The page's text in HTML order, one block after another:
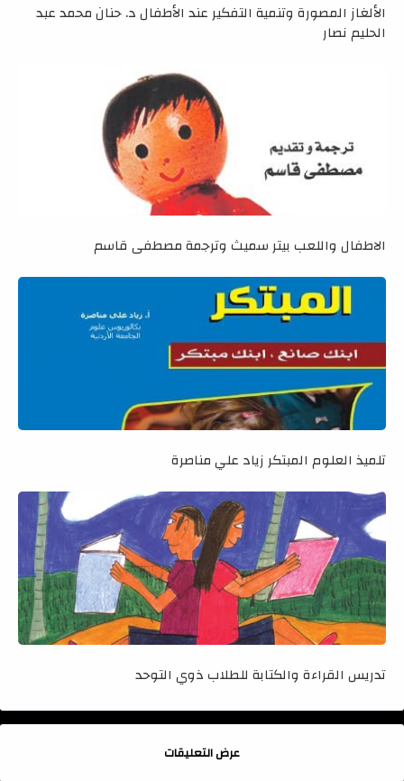
الألغاز المصورة وتنمية التفكير عند الأطفال د. حنان محمد عبد
الحليم نصار
الاطفال واللعب بيتر سميث وترجمة مصطفى قاسم
تلميذ العلوم المبتكر زياد علي مناصرة
تدريس القراءة والكتابة للطلاب ذوي التوحد
عرض التعليقات